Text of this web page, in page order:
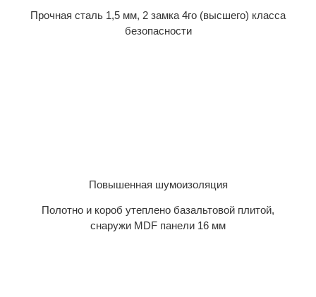
Прочная сталь 1,5 мм, 2 замка 4го (высшего) класса
безопасности
Повышенная шумоизоляция
Полотно и короб утеплено базальтовой плитой,
снаружи MDF панели 16 мм